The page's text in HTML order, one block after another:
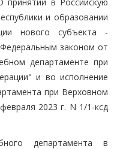
и образовании
нового субъекта -
законом от
департаменте при
и во исполнение
при Верховном
2023 г. N 1/1-ксд
департамента в